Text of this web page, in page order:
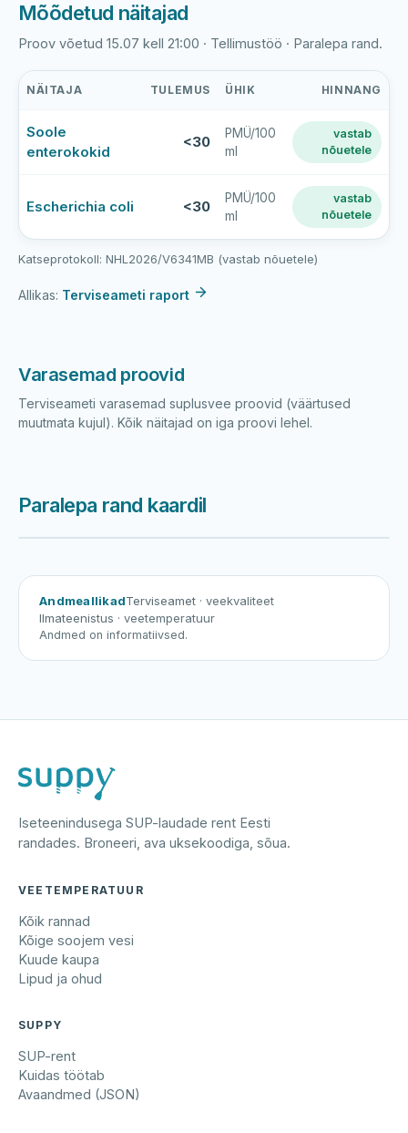
Mõõdetud näitajad
Proov võetud 15.07 kell 21:00 · Tellimustöö · Paralepa rand.
ranna
viimase
mõõtmistulemused
NÄITAJA TULEMUS ÜHIK HINNANG
Soole
enterokokid
<30
PMÜ/100
ml
vastab
nõuetele
Escherichia coli <30
PMÜ/100
ml
vastab
nõuetele
Katseprotokoll: NHL2026/V6341MB (vastab nõuetele)
Allikas: Terviseameti raport
Varasemad proovid
Terviseameti varasemad suplusvee proovid (väärtused
muutmata kujul). Kõik näitajad on iga proovi lehel.
Paralepa rand kaardil
AndmeallikadTerviseamet · veekvaliteet
Ilmateenistus · veetemperatuur
Andmed on informatiivsed.
Iseteenindusega SUP-laudade rent Eesti
randades. Broneeri, ava uksekoodiga, sõua.
VEETEMPERATUUR
Kõik rannad
Kõige soojem vesi
Kuude kaupa
Lipud ja ohud
SUPPY
SUP-rent
Kuidas töötab
Avaandmed (JSON)